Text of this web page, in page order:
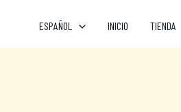
ESPAÑOL INICIO TIENDA